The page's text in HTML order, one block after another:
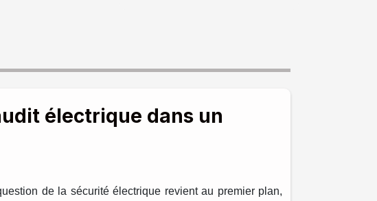
électrique dans un
de la sécurité électrique revient au premier plan,